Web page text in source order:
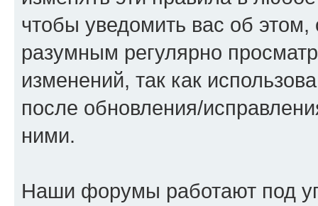
чтобы уведомить вас об
разумным регулярно
изменений, так как
после обновления/
ними.
Наши форумы работают под